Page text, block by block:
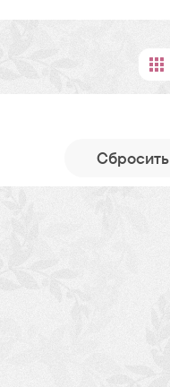
Cбросить